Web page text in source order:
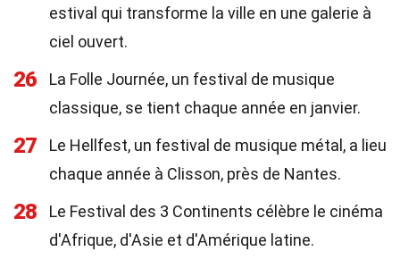
estival qui transforme la ville en une galerie à
ciel ouvert.
26
La Folle Journée, un festival de musique
classique, se tient chaque année en janvier.
27
Le Hellfest, un festival de musique métal, a lieu
chaque année à Clisson, près de Nantes.
28
Le Festival des 3 Continents célèbre le cinéma
d'Afrique, d'Asie et d'Amérique latine.